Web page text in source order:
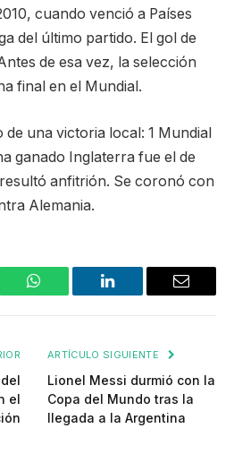
cuando venció a Países
del último partido. El gol de
de esa vez, la selección
final en el Mundial.
una victoria local: 1 Mundial
ganado Inglaterra fue el de
anfitrión. Se coronó con
Alemania.
WhatsApp LinkedIn Email
el
ARTÍCULO SIGUIENTE
Lionel Messi durmió con la
Copa del Mundo tras la
llegada a la Argentina